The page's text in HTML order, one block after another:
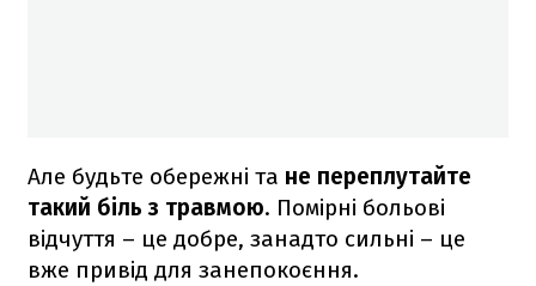
Але будьте обережні та не переплутайте
такий біль з травмою. Помірні больові
відчуття – це добре, занадто сильні – це
вже привід для занепокоєння.